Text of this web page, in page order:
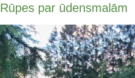
Rūpes par ūdensmalām